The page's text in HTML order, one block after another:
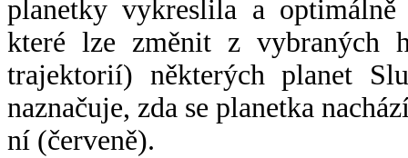
planetky vykreslila a
které lze změnit z vybraných
trajektorií) některých planet
naznačuje, zda se planetka
ní (červeně).